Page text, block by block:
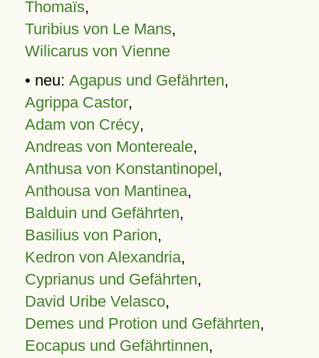
Thomaïs,
Turibius von Le Mans,
Wilicarus von Vienne
• neu: Agapus und Gefährten,
Agrippa Castor,
Adam von Crécy,
Andreas von Montereale,
Anthusa von Konstantinopel,
Anthousa von Mantinea,
Balduin und Gefährten,
Basilius von Parion,
Kedron von Alexandria,
Cyprianus und Gefährten,
David Uribe Velasco,
Demes und Protion und Gefährten,
Eocapus und Gefährtinnen,